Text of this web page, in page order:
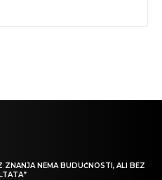
ZNANJA NEMA BUDUĆNOSTI, ALI BEZ